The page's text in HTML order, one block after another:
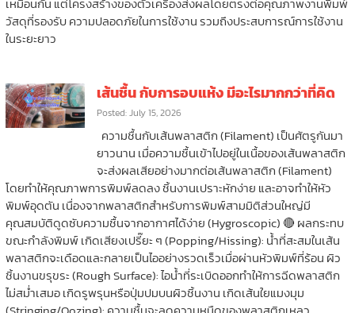
วัสดุที่รองรับ ความปลอดภัยในการใช้งาน รวมถึงประสบการณ์การใช้งาน
ในระยะยาว
เส้นชื้น กับการอบแห้ง มีอะไรมากกว่าที่คิด
Posted: July 15, 2026
ความชื้นกับเส้นพลาสติก (Filament) เป็นศัตรูกันมา
ยาวนาน เมื่อความชื้นเข้าไปอยู่ในเนื้อของเส้นพลาสติก
จะส่งผลเสียอย่างมากต่อเส้นพลาสติก (Filament)
โดยทำให้คุณภาพการพิมพ์ลดลง ชิ้นงานเปราะหักง่าย และอาจทำให้หัว
พิมพ์อุดตัน เนื่องจากพลาสติกสำหรับการพิมพ์สามมิติส่วนใหญ่มี
คุณสมบัติดูดซับความชื้นจากอากาศได้ง่าย (Hygroscopic) 🔴 ผลกระทบ
ขณะกำลังพิมพ์ เกิดเสียงเปรี๊ยะ ๆ (Popping/Hissing): น้ำที่สะสมในเส้น
พลาสติกจะเดือดและกลายเป็นไออย่างรวดเร็วเมื่อผ่านหัวพิมพ์ที่ร้อน ผิว
ชิ้นงานขรุขระ (Rough Surface): ไอน้ำที่ระเบิดออกทำให้การฉีดพลาสติก
ไม่สม่ำเสมอ เกิดรูพรุนหรือปุ่มปมบนผิวชิ้นงาน เกิดเส้นใยแมงมุม